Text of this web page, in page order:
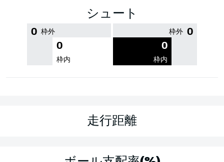
シュート
0 枠外
0
枠内
0
枠外
0
枠内
走行距離